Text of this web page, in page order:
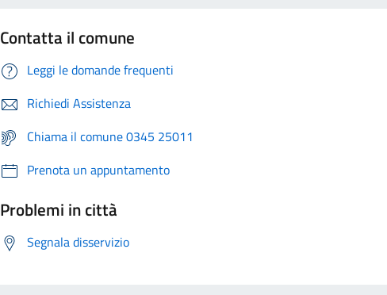
Contatta il comune
Leggi le domande frequenti
Richiedi Assistenza
Chiama il comune 0345 25011
Prenota un appuntamento
Problemi in città
Segnala disservizio